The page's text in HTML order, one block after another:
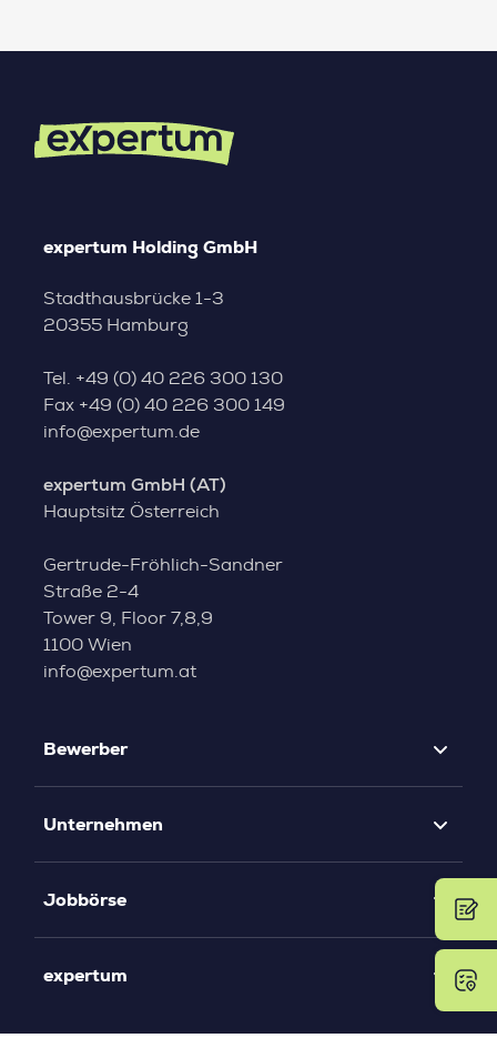
expertum Holding GmbH
Stadthausbrücke 1-3
20355 Hamburg
Tel. +49 (0) 40 226 300 130
Fax +49 (0) 40 226 300 149
info@expertum.de
expertum GmbH (AT)
Hauptsitz Österreich
Gertrude-Fröhlich-Sandner
Straße 2-4
Tower 9, Floor 7,8,9
1100 Wien
info@expertum.at
Bewerber
Unternehmen
Jobbörse
expertum